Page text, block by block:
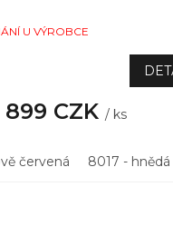
U VÝROBCE
899 CZK / ks
červená 8017 - hnědá